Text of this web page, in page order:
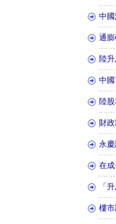
中
通
陸
中
陸
財
永
在
「
樓市